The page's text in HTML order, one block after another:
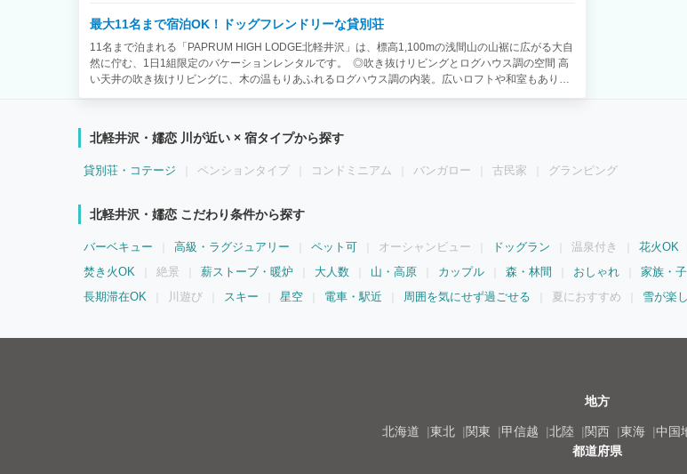
最大11名まで宿泊OK！ドッグフレンドリーな貸別荘
11名まで泊まれる「PAPRUM HIGH LODGE北軽井沢」は、標高1,100mの浅間山の山裾に広がる大自
然に佇む、1日1組限定のバケーションレンタルです。 ◎吹き抜けリビングとログハウス調の空間 高
い天井の吹き抜けリビングに、木の温もりあふれるログハウス調の内装。広いロフトや和室もあり、
ブ キッチンは3口IHコンロ＆広々調理スペースで、大人数での食事作りもスムーズ。 冬季はハンター
井沢のポイント』 ▼ 愛犬に優しい充実設備 お庭がございますので、お散歩していただけます。※柵
楽しみながらのバーベキュー 無料BBQセット付き！(※炭・食材はご持参ください) 小型Bluetoothオ
ーディオで音楽を楽しめる。 広々屋根付きウッドデッキで雨の日も安心！ ▼テントサウナで”ととの
う”体験 税込5,500円/組(薪＆アロマオイル込) 最大6名利用可能な国産テントサウナ。 北軽井沢の天然
水を使った水風呂でクールダウン。 インフィニティチェア完備。好きなだけロウリュし放題！ 【基
本情報】 ✓1日1組限定のバケーションレンタル(最大11名まで可) ✓雄大な「浅間山」山裾に広がる標
✓1F、2Fに寝室があるので複数ファミリーでの利用にも
北軽井沢・嬬恋 川が近い × 宿タイプから探す
貸別荘・コテージ ペンションタイプ コンドミニアム バンガロー 古民家 グランピング
北軽井沢・嬬恋 こだわり条件から探す
バーベキュー 高級・ラグジュアリー ペット可 オーシャンビュー ドッグラン 温泉付き 花火OK
焚き火OK
絶景 薪ストーブ・暖炉 大人数 山・高原 カップル 森・林間 おしゃれ 家族・
長期滞在OK
川遊び スキー 星空 電車・駅近 周囲を気にせず過ごせる 夏におすすめ 雪が楽
地方
北海道 東北 関東 甲信越 北陸 関西 東海 中国
都道府県